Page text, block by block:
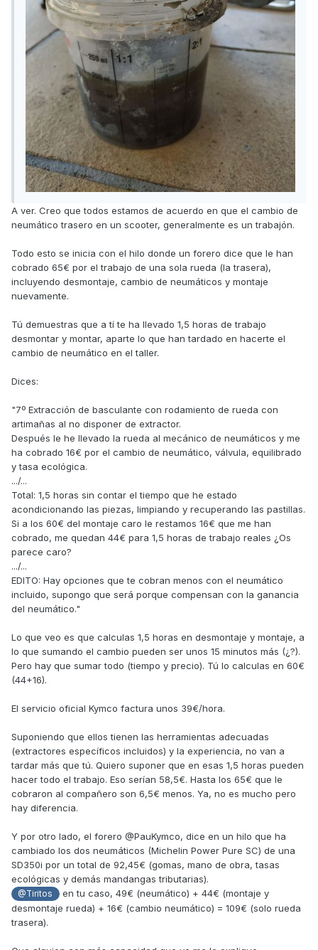
A ver. Creo que todos estamos de acuerdo en que el cambio de
neumático trasero en un scooter, generalmente es un trabajón.
Todo esto se inicia con el hilo donde un forero dice que le han
cobrado 65€ por el trabajo de una sola rueda (la trasera),
incluyendo desmontaje, cambio de neumáticos y montaje
nuevamente.
Tú demuestras que a tí te ha llevado 1,5 horas de trabajo
desmontar y montar, aparte lo que han tardado en hacerte el
cambio de neumático en el taller.
Dices:
"7º Extracción de basculante con rodamiento de rueda con
artimañas al no disponer de extractor.
Después le he llevado la rueda al mecánico de neumáticos y me
ha cobrado 16€ por el cambio de neumático, válvula, equilibrado
y tasa ecológica.
.../...
Total: 1,5 horas sin contar el tiempo que he estado
acondicionando las piezas, limpiando y recuperando las pastillas.
Si a los 60€ del montaje caro le restamos 16€ que me han
cobrado, me quedan 44€ para 1,5 horas de trabajo reales ¿Os
parece caro?
.../...
EDITO: Hay opciones que te cobran menos con el neumático
incluido, supongo que será porque compensan con la ganancia
del neumático."
Lo que veo es que calculas 1,5 horas en desmontaje y montaje, a
lo que sumando el cambio pueden ser unos 15 minutos más (¿?).
Pero hay que sumar todo (tiempo y precio). Tú lo calculas en 60€
(44+16).
El servicio oficial Kymco factura unos 39€/hora.
Suponiendo que ellos tienen las herramientas adecuadas
(extractores específicos incluidos) y la experiencia, no van a
tardar más que tú. Quiero suponer que en esas 1,5 horas pueden
hacer todo el trabajo. Eso serían 58,5€. Hasta los 65€ que le
cobraron al compañero son 6,5€ menos. Ya, no es mucho pero
hay diferencia.
Y por otro lado, el forero @PauKymco, dice en un hilo que ha
cambiado los dos neumáticos (Michelin Power Pure SC) de una
SD350i por un total de 92,45€ (gomas, mano de obra, tasas
ecológicas y demás mandangas tributarias).
@Tiritos
en tu caso, 49€ (neumático) + 44€ (montaje y
desmontaje rueda) + 16€ (cambio neumático) = 109€ (solo rueda
trasera).